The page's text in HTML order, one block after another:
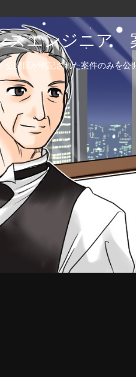
スエンジニア
開日が明記された案件のみを公